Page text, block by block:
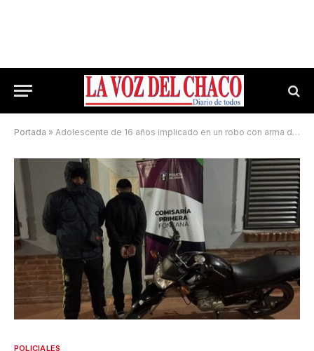
Portada » Adolescente de 16 años implicado en un robo con arma de fuego
POLICIALES